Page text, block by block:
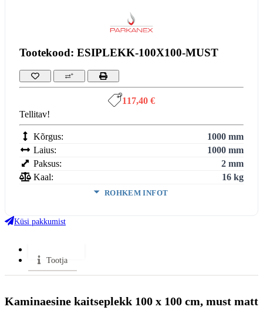
Tootekood: ESIPLEKK-100X100-MUST
117,40 €
Tellitav!
Kõrgus:
1000 mm
Laius:
1000 mm
Paksus:
2 mm
Kaal:
16 kg
ROHKEM INFOT
Küsi pakkumist
Tootja
Kaminaesine kaitseplekk 100 x 100 cm, must matt